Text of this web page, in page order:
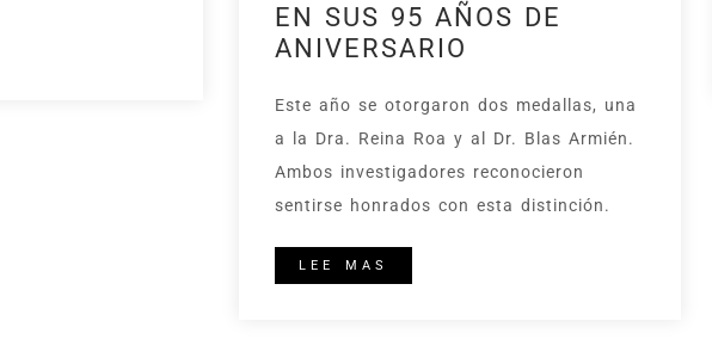
EN SUS 95 AÑOS DE
ANIVERSARIO
Este año se otorgaron dos medallas, una
a la Dra. Reina Roa y al Dr. Blas Armién.
Ambos investigadores reconocieron
sentirse honrados con esta distinción.
LEE MAS